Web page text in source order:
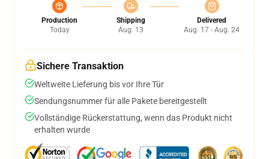
Production
Today
Shipping
Aug. 13
Delivered
Aug. 17 - Aug. 24
Sichere Transaktion
Weltweite Lieferung bis vor Ihre Tür
Sendungsnummer für alle Pakete bereitgestellt
Vollständige Rückerstattung, wenn das Produkt nicht
erhalten wurde